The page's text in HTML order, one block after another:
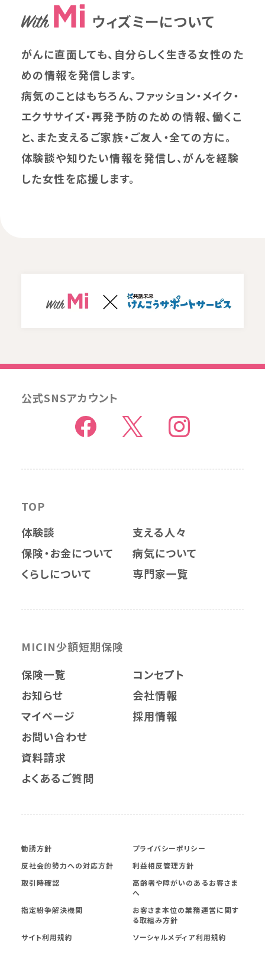
ウィズミーについて
がんに直面しても、自分らしく生きる女性のた
めの情報を発信します。
病気のことはもちろん、ファッション・メイク・
エクササイズ・再発予防のための情報、働くこ
と、また支えるご家族・ご友人・全ての方に。
体験談や知りたい情報を発信し、がんを経験
した女性を応援します。
公式SNSアカウント
TOP
体験談
支える人々
保険・お金について
病気について
くらしについて
専門家一覧
MICIN少額短期保険
保険一覧
お知らせ
マイページ
コンセプト
会社情報
採用情報
お問い合わせ
資料請求
よくあるご質問
勧誘方針
プライバシーポリシー
反社会的勢力への対応方針
利益相反管理方針
取引時確認
高齢者や障がいのあるお客さま
へ
指定紛争解決機関
お客さま本位の業務運営に関す
る取組み方針
サイト利用規約
ソーシャルメディア利用規約